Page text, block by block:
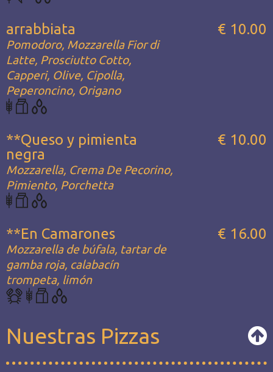
arrabbiata
Pomodoro, Mozzarella Fior di
Latte, Prosciutto Cotto,
Capperi, Olive, Cipolla,
Peperoncino, Origano
€ 10.00
**Queso y pimienta
negra
Mozzarella, Crema De Pecorino,
Pimiento, Porchetta
€ 10.00
**En Camarones
Mozzarella de búfala, tartar de
gamba roja, calabacín
trompeta, limón
€ 16.00
Nuestras Pizzas